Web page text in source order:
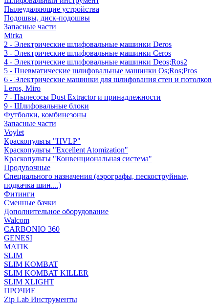
Пылеудаляющие устройства
Подошвы, диск-подошвы
Запасные части
Mirka
2 - Электрические шлифовальные машинки Deros
3 - Электрические шлифовальные машинки Ceros
4 - Электрические шлифовальные машинки Deos;Ros2
5 - Пневматические шлифовальные машинки Os;Ros;Pros
6 - Электрические машинки для шлифования стен и потолков
Leros, Miro
7 - Пылесосы Dust Extractor и принадлежности
9 - Шлифовальные блоки
Футболки, комбинезоны
Запасные части
Voylet
Краскопульты "HVLP"
Краскопульты "Excellent Atomization"
Краскопульты "Конвенциональная система"
Продувочные
Специального назначения (аэрографы, пескоструйные,
подкачка шин....)
Фитинги
Сменные бачки
Дополнительное оборудование
Walcom
CARBONIO 360
GENESI
MATIK
SLIM
SLIM KOMBAT
SLIM KOMBAT KILLER
SLIM XLIGHT
ПРОЧИЕ
Zip Lab Инструменты